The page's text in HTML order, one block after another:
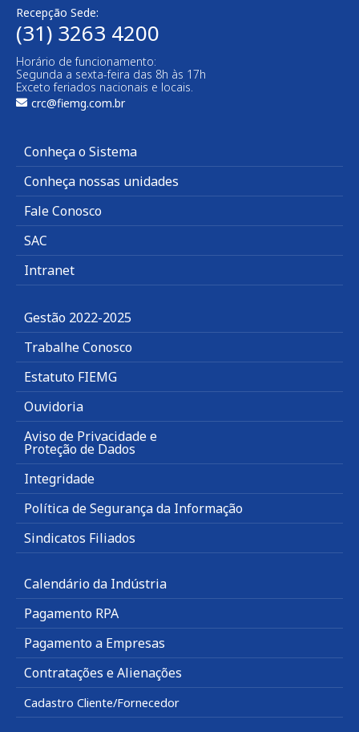
Recepção Sede:
(31) 3263 4200
Horário de funcionamento:
Segunda a sexta-feira das 8h às 17h
Exceto feriados nacionais e locais.
crc@fiemg.com.br
Conheça o Sistema
Conheça nossas unidades
Fale Conosco
SAC
Intranet
Gestão 2022-2025
Trabalhe Conosco
Estatuto FIEMG
Ouvidoria
Aviso de Privacidade e
Proteção de Dados
Integridade
Política de Segurança da Informação
Sindicatos Filiados
Calendário da Indústria
Pagamento RPA
Pagamento a Empresas
Contratações e Alienações
Cadastro Cliente/Fornecedor